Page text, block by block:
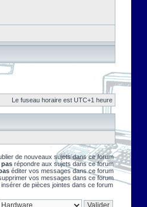
Le fuseau horaire est UTC+1 heure
de nouveaux sujets dans ce forum
pas répondre aux sujets dans ce forum
éditer vos messages dans ce forum
vos messages dans ce forum
insérer de pièces jointes dans ce forum